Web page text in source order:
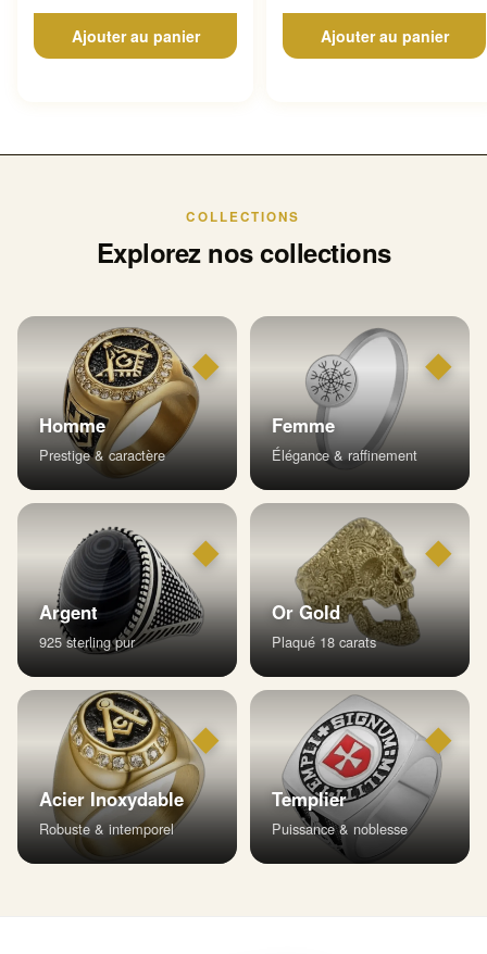
Ajouter au panier Ajouter au panier
COLLECTIONS
Explorez nos collections
◆
Homme
Prestige & caractère
◆
Femme
Élégance & raffinement
◆
Argent
925 sterling pur
◆
Or Gold
Plaqué 18 carats
◆
Acier Inoxydable
Robuste & intemporel
◆
Templier
Puissance & noblesse